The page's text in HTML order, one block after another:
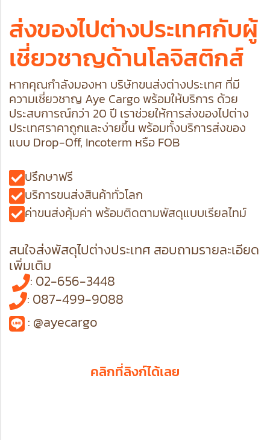
ส่งของไปต่างประเทศกับผู้
เชี่ยวชาญด้านโลจิสติกส์
หากคุณกำลังมองหา บริษัทขนส่งต่างประเทศ ที่มี
ความเชี่ยวชาญ Aye Cargo พร้อมให้บริการ ด้วย
ประสบการณ์กว่า 20 ปี เราช่วยให้การส่งของไปต่าง
ประเทศราคาถูกและง่ายขึ้น พร้อมทั้งบริการส่งของ
แบบ Drop-Off, Incoterm หรือ FOB
ปรึกษาฟรี
บริการขนส่งสินค้าทั่วโลก
ค่าขนส่งคุ้มค่า พร้อมติดตามพัสดุแบบเรียลไทม์
สนใจส่งพัสดุไปต่างประเทศ สอบถามรายละเอียด
เพิ่มเติม
: 02-656-3448
: 087-499-9088
: @ayecargo
คลิกที่ลิงก์ได้เลย